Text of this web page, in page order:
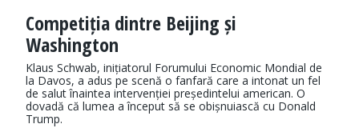
Competiția dintre Beijing și
Washington
Klaus Schwab, inițiatorul Forumului Economic Mon­dial de
la Davos, a adus pe scenă o fanfară care a intonat un fel
de salut îna­intea intervenției pre­ședintelui american. O
dovadă că lumea a în­ce­put să se obișnuiască cu Donald
Trump.